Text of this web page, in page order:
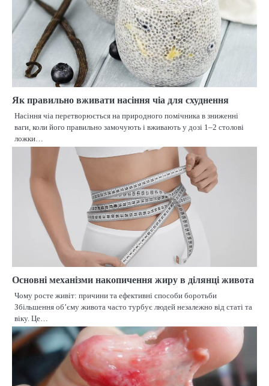
Як правильно вживати насіння чіа для схуднення
Насіння чіа перетворюється на природного помічника в зниженні
ваги, коли його правильно замочують і вживають у дозі 1–2 столові
ложки…
Основні механізми накопичення жиру в ділянці живота
Чому росте живіт: причини та ефективні способи боротьби
Збільшення об’єму живота часто турбує людей незалежно від статі та
віку. Це…